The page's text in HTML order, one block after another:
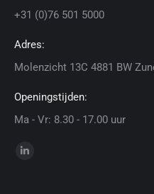
+31 (0)76 501 5000
Adres:
Molenzicht 13C 4881 BW
Openingstijden:
Ma - Vr: 8.30 - 17.00 uur
Vind ons op: